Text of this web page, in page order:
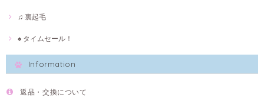
♫ 裏起毛
♠ タイムセール！
Information
返品・交換について